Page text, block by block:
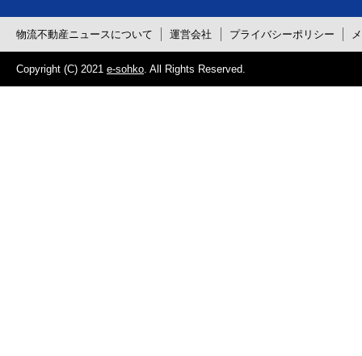
物流不動産ニュースについて 運営会社 プライバシーポリシー
Copyright (C) 2021 e-sohko . All Rights Reserved.